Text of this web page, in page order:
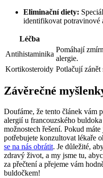
Eliminační diety:
identifikovat potravinové
Léčba
Antihistaminika
Pomáhají
alergie.
Kortikosteroidy Potlačují zánět
Závěrečné
Doufáme, že tento článek vám
alergií u francouzského
možnostech řešení. Pokud
potřebujete konzultovat lékaře
se na nás obrátit. Je důležité,
zdravý život, a my jsme tu,
za přečtení a přejeme vám
buldočkem!